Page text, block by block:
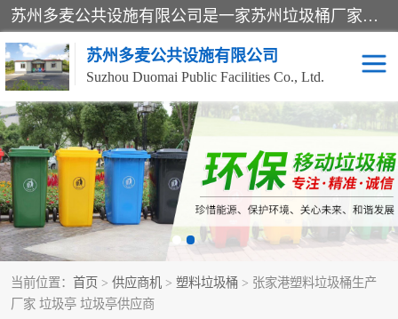
苏州多麦公共设施有限公司是一家苏州垃圾桶厂家，主营：塑料垃圾桶、分类果皮箱、户外园林椅、保安岗亭等产品厂家。全国统一热线电话：17105580222。公司组建完善的团队。设计人员，能根据客户要求，提供适合的设计方案，来满足客户的需求。
苏州多麦公共设施有限公司
Suzhou Duomai Public Facilities Co., Ltd.
当前位置： 首页 > 供应商机 > 塑料垃圾桶 > 张家港塑料垃圾桶生产
厂家 垃圾亭 垃圾亭供应商
办公室脚踩垃圾桶 保安岗亭
分类果皮箱 公园椅
垃圾分类房 塑料垃圾桶
防疫岗亭 吸烟岗亭